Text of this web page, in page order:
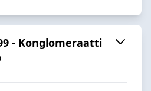
- Konglomeraatti